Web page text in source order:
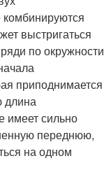
выстригаться
по окружности
приподнимается
длина
имеет сильно
переднюю,
на одном